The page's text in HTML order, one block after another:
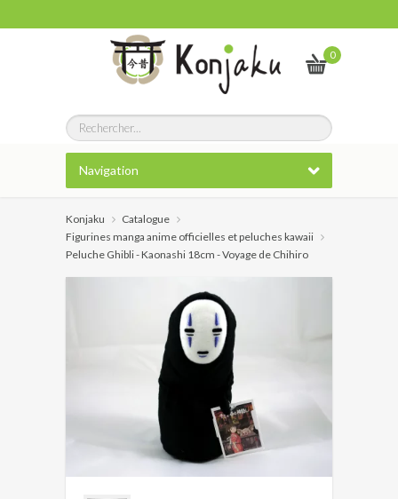
0
Navigation
Konjaku
Catalogue
Figurines manga anime officielles et peluches kawaii
Peluche Ghibli - Kaonashi 18cm - Voyage de Chihiro